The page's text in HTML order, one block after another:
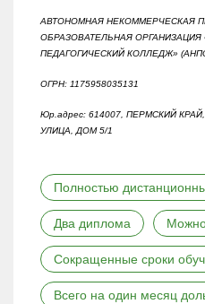
Полностью
Два диплома
Сокращенные сроки
Всего на один месяц
АВТОНОМНАЯ НЕКОММЕРЧЕСКАЯ
ОБРАЗОВАТЕЛЬНАЯ
ПЕДАГОГИЧЕСКИЙ КОЛЛЕДЖ»
ОГРН: 1175958035131
Юр.адрес: 614007, ПЕРМСКИЙ
УЛИЦА, ДОМ 5/1